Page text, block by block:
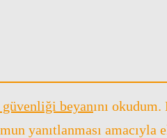
beyanını
yanıtlanması